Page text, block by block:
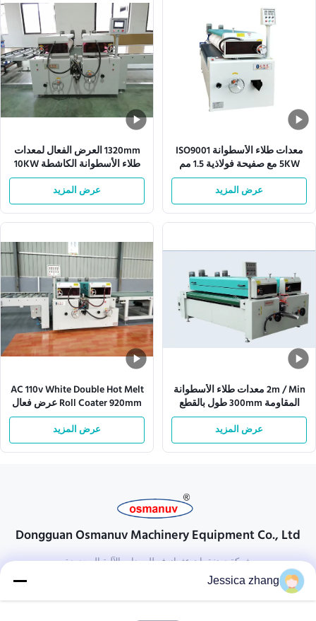
معدات طلاء الأسطوانة ISO9001
5KW مع صفيحة فولاذية 1.5 مم
عرض المزيد
1320mm العرض الفعال لمعدات
طلاء الأسطوانة الكاشطة 10KW
عرض المزيد
2m / Min معدات طلاء الأسطوانة
المقاومة 300mm طول بالقطع
عرض المزيد
AC 110v White Double Hot Melt
Roll Coater 920mm عرض فعال
عرض المزيد
Dongguan Osmanuv Machinery Equipment Co., Ltd
شركة دونغقوان عثمانوف للمعدات الآلية المحدودة
تواصل معنا
Jessica zhang